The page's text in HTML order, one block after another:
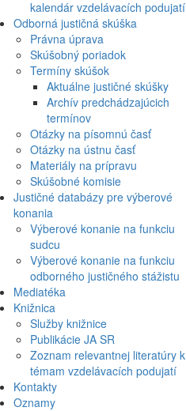
kalendár vzdelávacích podujatí
Odborná justičná skúška
Právna úprava
Skúšobný poriadok
Termíny skúšok
Aktuálne justičné skúšky
Archív predchádzajúcich
termínov
Otázky na písomnú časť
Otázky na ústnu časť
Materiály na prípravu
Skúšobné komisie
Justičné databázy pre výberové
konania
Výberové konanie na funkciu
sudcu
Výberové konanie na funkciu
odborného justičného stážistu
Mediatéka
Knižnica
Služby knižnice
Publikácie JA SR
Zoznam relevantnej literatúry k
témam vzdelávacích podujatí
Kontakty
Oznamy